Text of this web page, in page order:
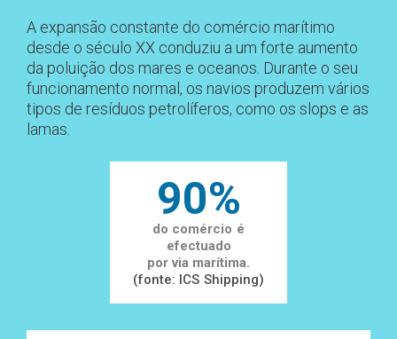
A expansão constante do comércio marítimo
desde o século XX conduziu a um forte aumento
da poluição dos mares e oceanos. Durante o seu
funcionamento normal, os navios produzem vários
tipos de resíduos petrolíferos, como os slops e as
lamas.
90%
do comércio é
efectuado
por via marítima.
(fonte: ICS Shipping)